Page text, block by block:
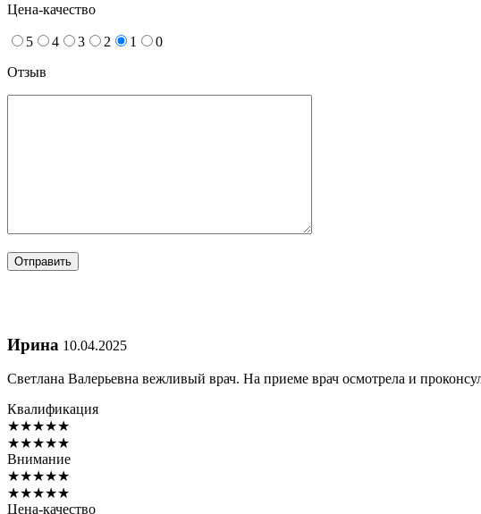
Цена-качество
5 4 3 2 1
0
Отзыв
Ирина 10.04.2025
Светлана Валерьевна вежливый врач. На приеме врач осмотрела и
Квалификация
★★★★★
★★★★★
Внимание
★★★★★
★★★★★
Цена-качество